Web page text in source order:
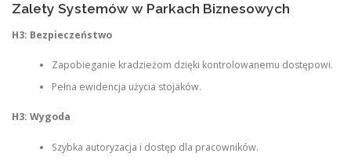
Zalety Systemów w Parkach Biznesowych
H3: Bezpieczeństwo
Zapobieganie kradzieżom dzięki kontrolowanemu dostępowi.
Pełna ewidencja użycia stojaków.
H3: Wygoda
Szybka autoryzacja i dostęp dla pracowników.